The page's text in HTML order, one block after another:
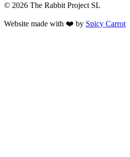
© 2026 The Rabbit Project SL
Website made with ❤️ by Spicy Carrot